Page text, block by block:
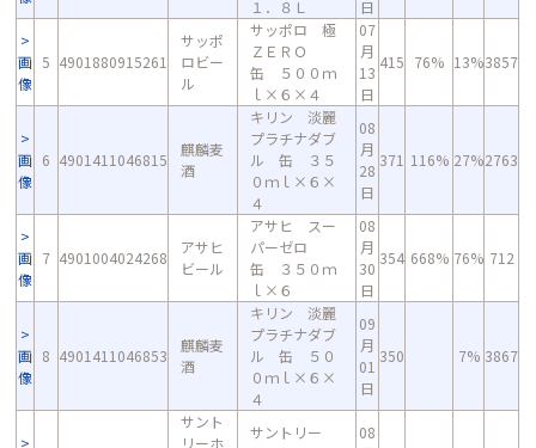
１．８Ｌ
日
画
像
5 4901880915261
サッポ
ロビー
ル
サッポロ 極
ＺＥＲＯ
缶 ５００ｍ
ｌ×６×４
07
月
13
日
415 76% 13%3857
画
像
6 4901411046815
麒麟麦
酒
キリン 淡麗
プラチナダブ
ル 缶 ３５
０ｍｌ×６×
４
08
月
28
日
371 116% 27%2763
画
像
7 4901004024268
アサヒ
ビール
アサヒ スー
パーゼロ
缶 ３５０ｍ
ｌ×６
08
月
30
日
354 668% 76% 712
画
像
8 4901411046853
麒麟麦
酒
キリン 淡麗
プラチナダブ
ル 缶 ５０
０ｍｌ×６×
４
09
月
01
日
350 7% 3867
サント
リーホ
サントリー
08